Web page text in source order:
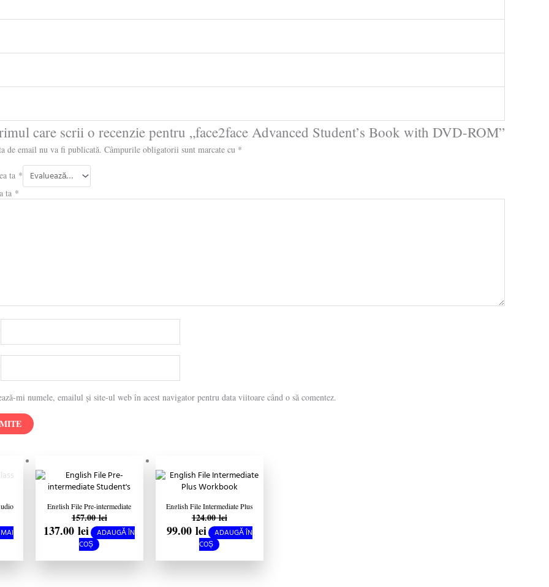
care scrii o recenzie pentru „face2face Advanced Student’s Book with DVD-ROM”
de email nu va fi publicată. Câmpurile obligatorii sunt marcate cu *
ta *
ta *
mi numele, emailul și site-ul web în acest navigator pentru data viitoare când o să comentez.
English File Pre-intermediate
Student’s Book with Oxford
Online Skills third edition
157.00lei
a
fost:
157.00 lei.
137.00lei
este:
ADAUGĂ ÎN
COȘ
English File Intermediate Plus
Workbook with key 3rd edition
124.00lei
124.00 lei.
99.00 lei
este:
ADAUGĂ ÎN
COȘ